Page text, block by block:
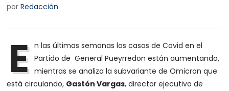
porRedacción
E n las últimas semanas los casos de Covid en el
Partido de General Pueyrredon están aumentando,
mientras se analiza la subvariante de Omicron que
está circulando, Gastón Vargas, director ejecutivo de